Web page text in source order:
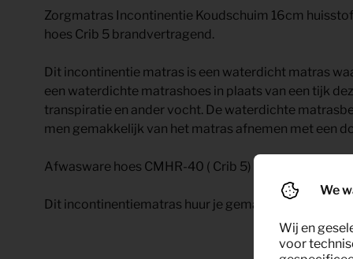
Zorgmatras Incontinentie Koudschuim 16cm
hoes Crib 5 brandvertragend.
Dit incontinentie matras is een waterdicht matras
een waterdichte matrashoes in plaats van een tijk
transpiratie en ander vocht. De waterdichte
men gemakkelijk van het matras afnemen met een
Afwasware hoes CMHR-40 ( Crib 5) brandvertragend
Dit incontinentiematras huur je gemakkelijk bij
We
Wij en
voor